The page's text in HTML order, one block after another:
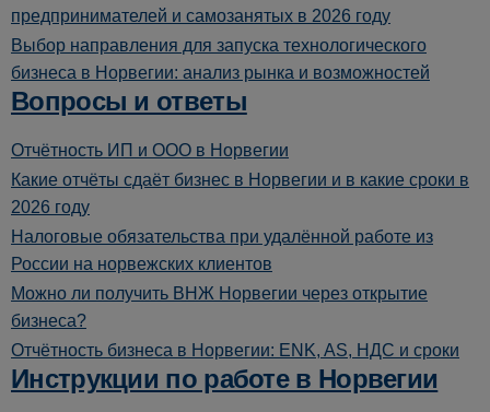
предпринимателей и самозанятых в 2026 году
Выбор направления для запуска технологического
бизнеса в Норвегии: анализ рынка и возможностей
Вопросы и ответы
Отчётность ИП и ООО в Норвегии
Какие отчёты сдаёт бизнес в Норвегии и в какие сроки в
2026 году
Налоговые обязательства при удалённой работе из
России на норвежских клиентов
Можно ли получить ВНЖ Норвегии через открытие
бизнеса?
Отчётность бизнеса в Норвегии: ENK, AS, НДС и сроки
Инструкции по работе в Норвегии